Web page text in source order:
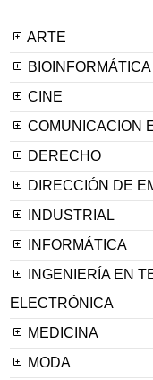
ARTE
BIOINFORMÁTICA
CINE
COMUNICACION
DERECHO
DIRECCIÓN DE
INDUSTRIAL
INFORMÁTICA
INGENIERÍA EN
ELECTRÓNICA
MEDICINA
MODA